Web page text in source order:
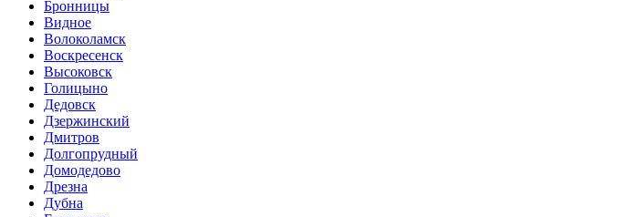
Бронницы
Видное
Волоколамск
Воскресенск
Высоковск
Голицыно
Дедовск
Дзержинский
Дмитров
Долгопрудный
Домодедово
Дрезна
Дубна